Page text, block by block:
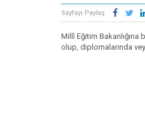
Sayfayı Paylaş
Millî Eğitim
olup, diplomalarında